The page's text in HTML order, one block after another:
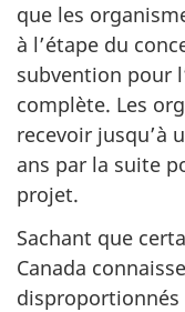
que les
à l’étape du
subvention pour
complète. Les
recevoir jusqu’à
ans par la suite
projet.
Sachant que
Canada
disproportionnés